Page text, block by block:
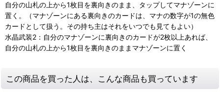
自分の山札の上から1枚目を裏向きのまま、タップしてマナゾーンに
置く。（マナゾーンにある裏向きのカードは、マナの数字が1の無色
カードとして扱う。その持ち主はそれをいつでも見てもよい）
水晶武装2：自分のマナゾーンに裏向きのカードが2枚以上あれば、
自分の山札の上から1枚目を裏向きのままマナゾーンに置く
この商品を買った人は、こんな商品も買っています